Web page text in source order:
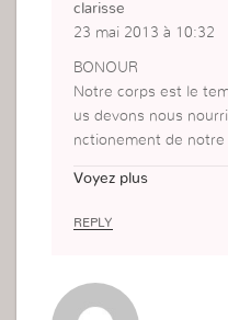
clarisse
23 mai 2013 à 10:32
BONOUR
Notre corps est le
us devons nous
nctionement de notre
pas facile mais ca
Voyez plus
REPLY